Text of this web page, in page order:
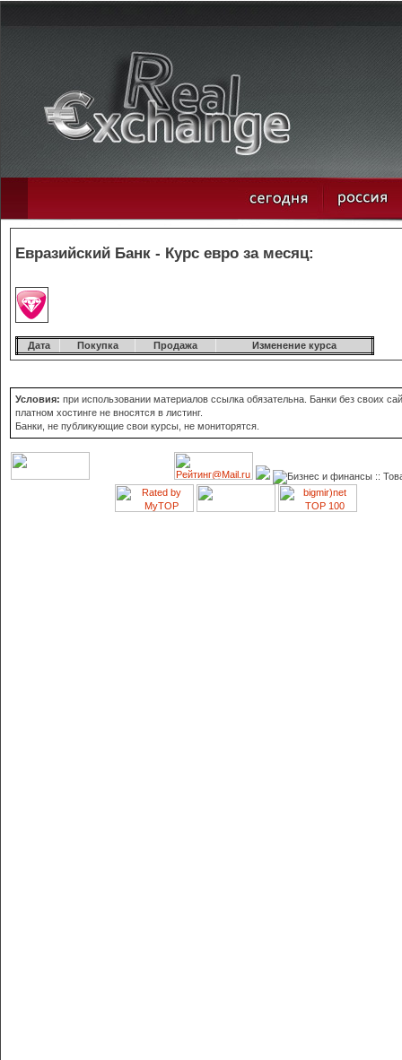
Евразийский Банк - Курс евро за месяц:
Дата Покупка Продажа Изменение курса
Условия: при использовании материалов ссылка обязательна. Банки без своих
платном хостинге не вносятся в листинг.
Банки, не публикующие свои курсы, не мониторятся.